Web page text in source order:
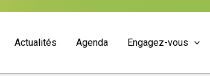
Actualités Agenda Engagez-vous